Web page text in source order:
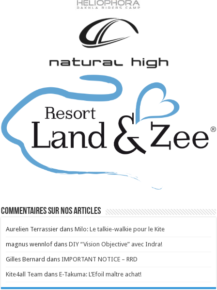
Commentaires sur nos articles
Aurelien Terrassier dansMilo: Le talkie-walkie pour le Kite
magnus wennlof dansDIY “Vision Objective” avec Indra!
Gilles Bernard dansIMPORTANT NOTICE – RRD
Kite4all Team dansE-Takuma: L’Efoil maître achat!